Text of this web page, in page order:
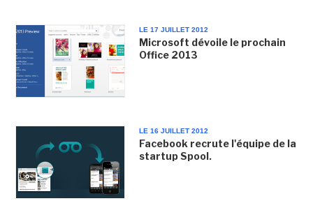
LE 17 JUILLET 2012
Microsoft dévoile le prochain
Office 2013
LE 16 JUILLET 2012
Facebook recrute l'équipe de la
startup Spool.